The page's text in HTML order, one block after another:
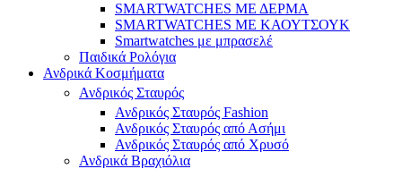
SMARTWATCHES ΜΕ ΔΕΡΜΑ
SMARTWATCHES ΜΕ ΚΑΟΥΤΣΟΥΚ
Smartwatches με μπρασελέ
Παιδικά Ρολόγια
Ανδρικά Κοσμήματα
Ανδρικός Σταυρός
Ανδρικός Σταυρός Fashion
Ανδρικός Σταυρός από Ασήμι
Ανδρικός Σταυρός από Χρυσό
Ανδρικά Βραχιόλια